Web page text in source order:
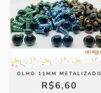
OLHO 11MM METALIZADO
R$6,60